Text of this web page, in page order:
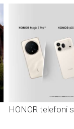
HONOR telefoni